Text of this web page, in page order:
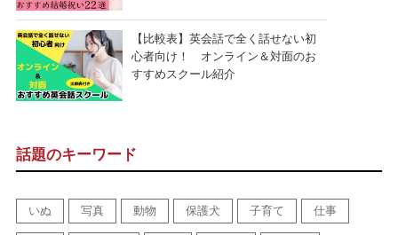
【比較表】英会話で全く話せない初
心者向け！ オンライン＆対面のお
すすめスクール紹介
話題のキーワード
いぬ 写真 動物 保護犬 子育て 仕事